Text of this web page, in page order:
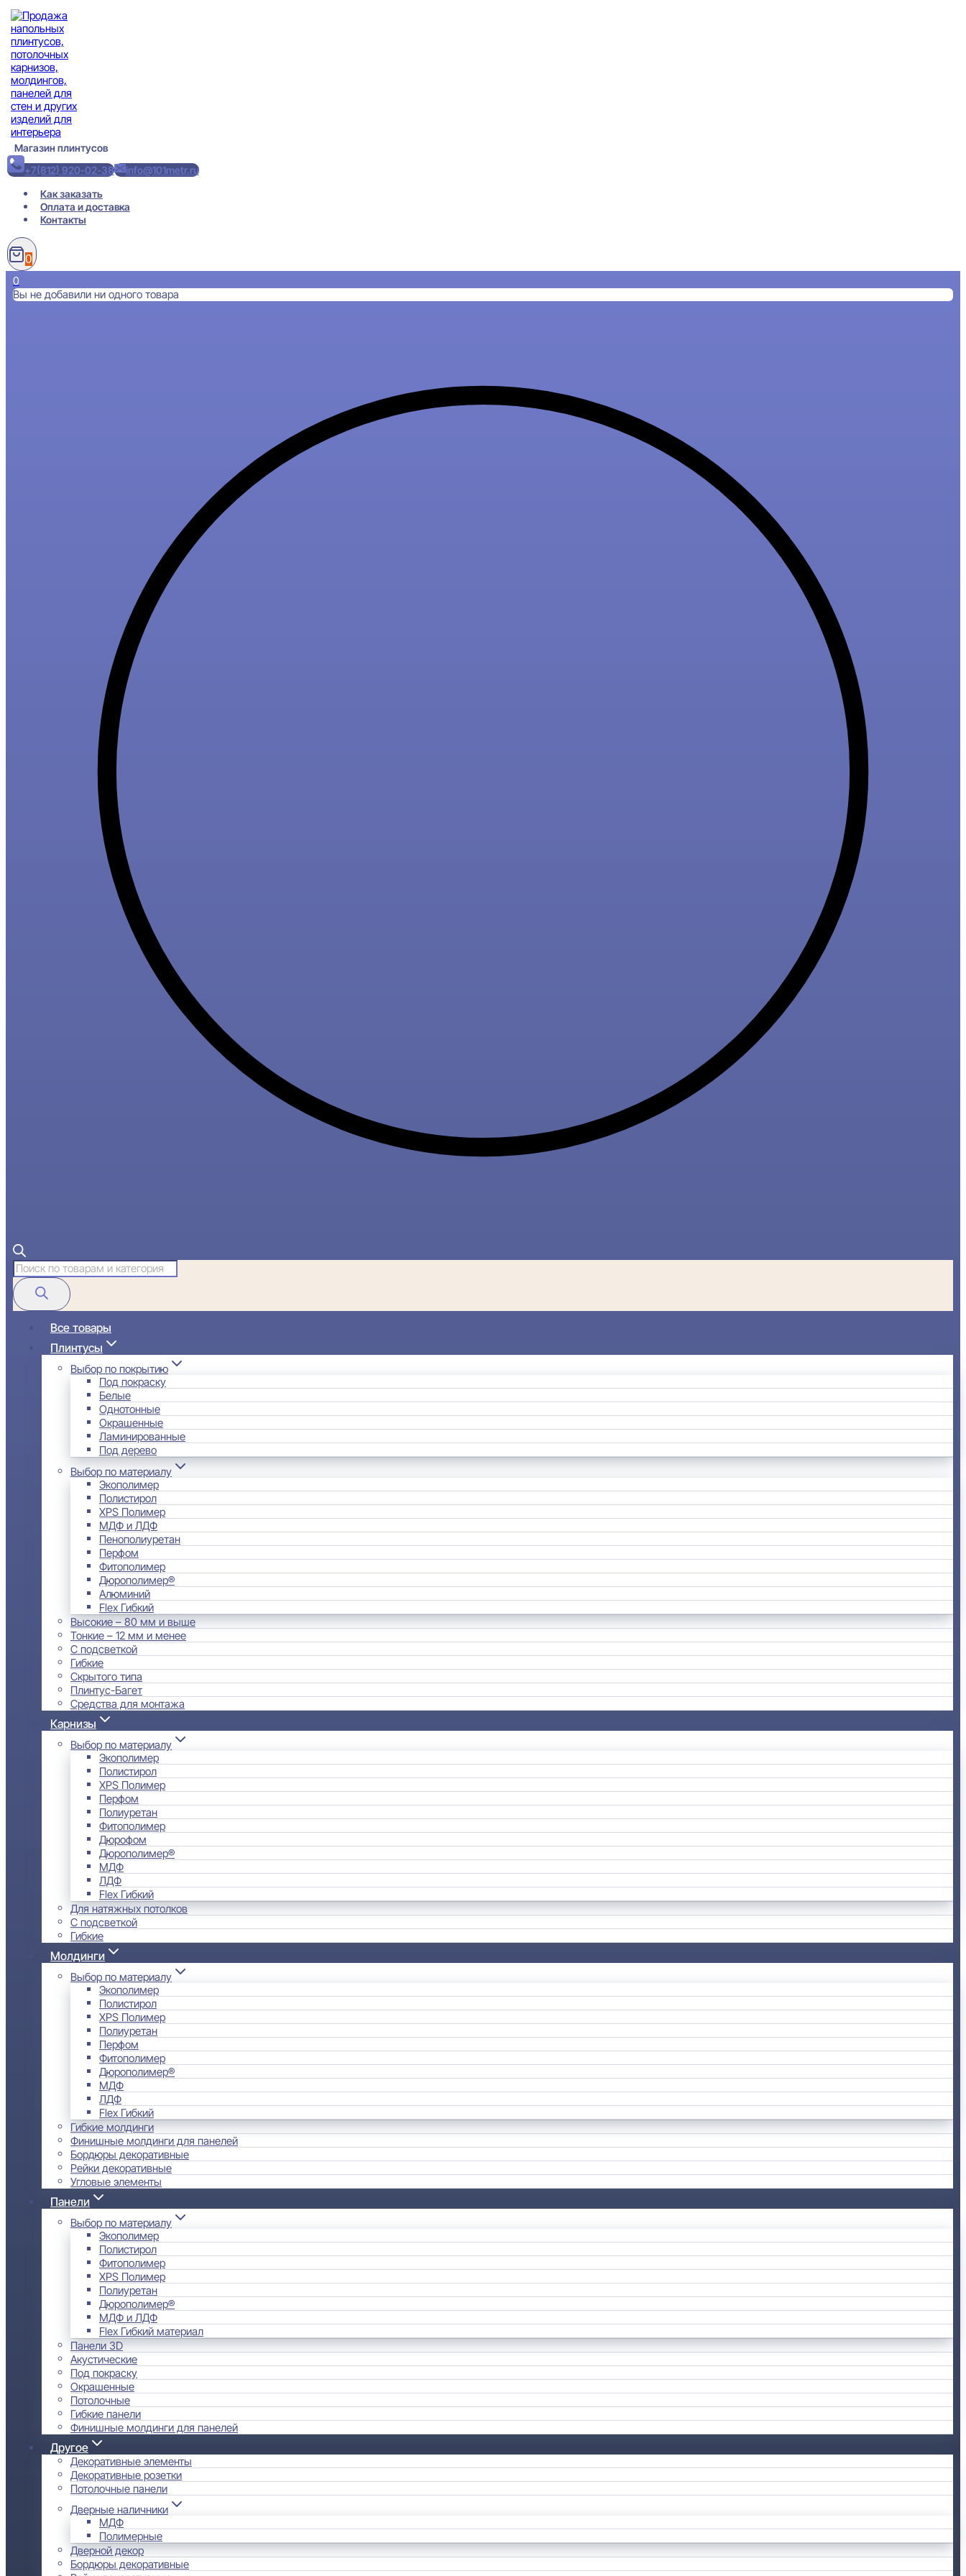
Перейти
содержимому
Магазин плинтусов
+7(812) 920-02-38
info@101metr.ru
Как заказать
Оплата и доставка
Контакты
0
0
Вы не добавили ни одного товара
Поиск
товаров
Все товары
Плинтусы
Выбор по покрытию
Под покраску
Белые
Однотонные
Окрашенные
Ламинированные
Под дерево
Выбор по материалу
Экополимер
Полистирол
XPS Полимер
МДФ и ЛДФ
Пенополиуретан
Перфом
Фитополимер
Дюрополимер®
Алюминий
Flex Гибкий
Высокие – 80 мм и выше
Тонкие – 12 мм и менее
С подсветкой
Гибкие
Скрытого типа
Плинтус-Багет
Средства для монтажа
Карнизы
Выбор по материалу
Экополимер
Полистирол
XPS Полимер
Перфом
Полиуретан
Фитополимер
Дюрофом
Дюрополимер®
МДФ
ЛДФ
Flex Гибкий
Для натяжных потолков
С подсветкой
Гибкие
Молдинги
Выбор по материалу
Экополимер
Полистирол
XPS Полимер
Полиуретан
Перфом
Фитополимер
Дюрополимер®
МДФ
ЛДФ
Flex Гибкий
Гибкие молдинги
Финишные молдинги для панелей
Бордюры декоративные
Рейки декоративные
Угловые элементы
Панели
Выбор по материалу
Экополимер
Полистирол
Фитополимер
XPS Полимер
Полиуретан
Дюрополимер®
МДФ и ЛДФ
Flex Гибкий материал
Панели 3D
Акустические
Под покраску
Окрашенные
Потолочные
Гибкие панели
Финишные молдинги для панелей
Другое
Декоративные элементы
Декоративные розетки
Потолочные панели
Дверные наличники
МДФ
Полимерные
Дверной декор
Бордюры декоративные